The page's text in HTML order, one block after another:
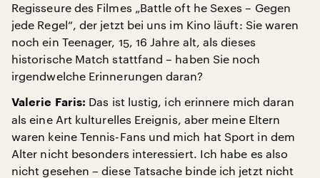
Regisseure des Filmes „Battle oft he Sexes – Gegen
jede Regel“, der jetzt bei uns im Kino läuft: Sie waren
noch ein Teenager, 15, 16 Jahre alt, als dieses
historische Match stattfand – haben Sie noch
irgendwelche Erinnerungen daran?
Valerie Faris: Das ist lustig, ich erinnere mich daran
als eine Art kulturelles Ereignis, aber meine Eltern
waren keine Tennis-Fans und mich hat Sport in dem
Alter nicht besonders interessiert. Ich habe es also
nicht gesehen – diese Tatsache binde ich jetzt nicht